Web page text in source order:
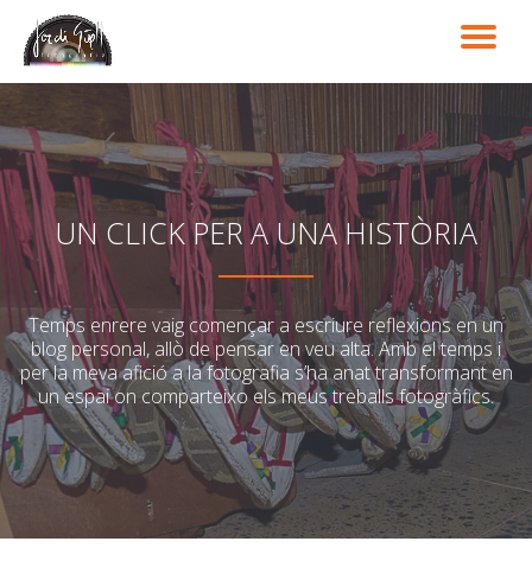
Skip
to
UN CLICK PER A UNA HISTÒRIA
Temps enrere vaig començar a escriure reflexions en un
blog personal, allò de pensar en veu alta. Amb el temps i
per la meva afició a la fotografia s’ha anat transformant en
un espai on comparteixo els meus treballs fotogràfics.